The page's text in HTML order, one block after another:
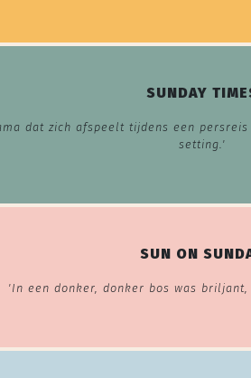
SUNDAY
dat zich afspeelt tijdens een
setting.'
SUN ON
'In een donker, donker bos was briljant,